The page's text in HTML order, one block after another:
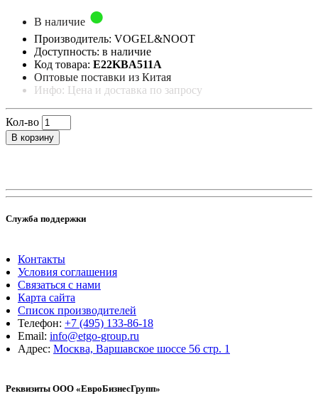
В наличие
Производитель: VOGEL&NOOT
Доступность: в наличие
Код товара: E22KBA511A
Оптовые поставки из Китая
Инфо: Цена и доставка по запросу
Кол-во
В корзину
Служба поддержки
Контакты
Условия соглашения
Связаться с нами
Карта сайта
Список производителей
Телефон: +7 (495) 133-86-18
Email: info@etgo-group.ru
Адрес: Москва, Варшавское шоссе 56 стр. 1
Реквизиты ООО «ЕвроБизнесГрупп»